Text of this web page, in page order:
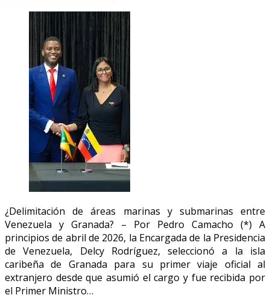
¿Delimitación de áreas marinas y submarinas entre
Venezuela y Granada? – Por Pedro Camacho (*) A
principios de abril de 2026, la Encargada de la Presidencia
de Venezuela, Delcy Rodríguez, seleccionó a la isla
caribeña de Granada para su primer viaje oficial al
extranjero desde que asumió el cargo y fue recibida por
el Primer Ministro…